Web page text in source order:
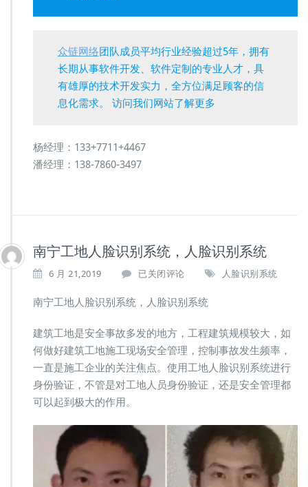
众链网络团队成员平均行业经验超过5年，拥有
长期从事软件开发、软件定制的专业人才，具
有雄厚的技术开发实力，全方位满足顾客的信
息化需求。 访问我们网站了解更多
杨经理：133+7711+4467
潘经理：138-7860-3497
南宁工地人脸识别系统，人脸识别系统
6 月 21,2019
南
工
人
脸
识
别
系
脸
识
别
系
统
已关闭评论 人脸识别系统
南宁工地人脸识别系统，人脸识别系统
建筑工地是安全事故多发的地方，工程建筑规模较大，如
何做好建筑工地施工现场安全管理，控制事故发生频率，
一直是施工企业的关注焦点。使用工地人脸识别系统进行
身份验证，不管是对工地人员身份验证，还是安全管理都
可以起到极大的作用。